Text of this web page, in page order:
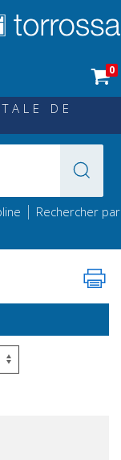
0
DE
| Rechercher par